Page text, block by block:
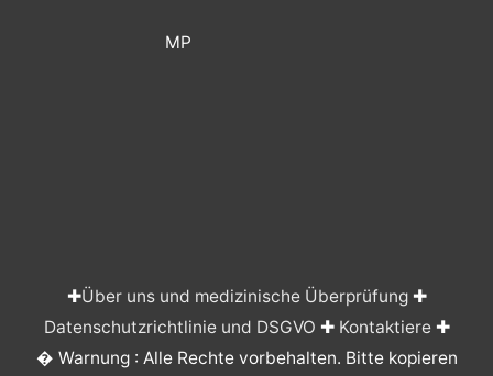
MP
✚Über uns und medizinische Überprüfung✚
Datenschutzrichtlinie und DSGVO ✚ Kontaktiere✚
� Warnung : Alle Rechte vorbehalten. Bitte kopieren